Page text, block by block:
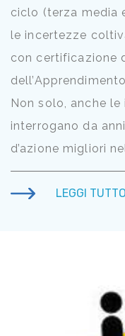
ciclo (terza media
le incertezze
con certificazione
Non solo, anche
interrogano da
d’azione migliori
LEGGI TUTTO